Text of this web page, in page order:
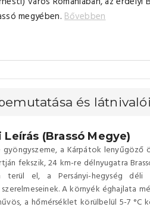
megyében.Bővebben
és
(Brassó Megye)
a Kárpátok lenyűgöző
fekszik, 24 km-re délnyugatra
terül el, a Persányi-hegység déli
A környék éghajlata
a hőmérséklet körülbelül 5-7